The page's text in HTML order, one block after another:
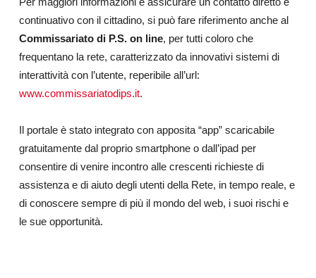
continuativo con il cittadino, si può fare riferimento anche al
Commissariato di P.S. on line, per tutti coloro che
frequentano la rete, caratterizzato da innovativi sistemi di
interattività con l’utente, reperibile all’url:
www.commissariatodips.it.
Il portale è stato integrato con apposita “app” scaricabile
gratuitamente dal proprio smartphone o dall’ipad per
consentire di venire incontro alle crescenti richieste di
assistenza e di aiuto degli utenti della Rete, in tempo reale, e
di conoscere sempre di più il mondo del web, i suoi rischi e
le sue opportunità.